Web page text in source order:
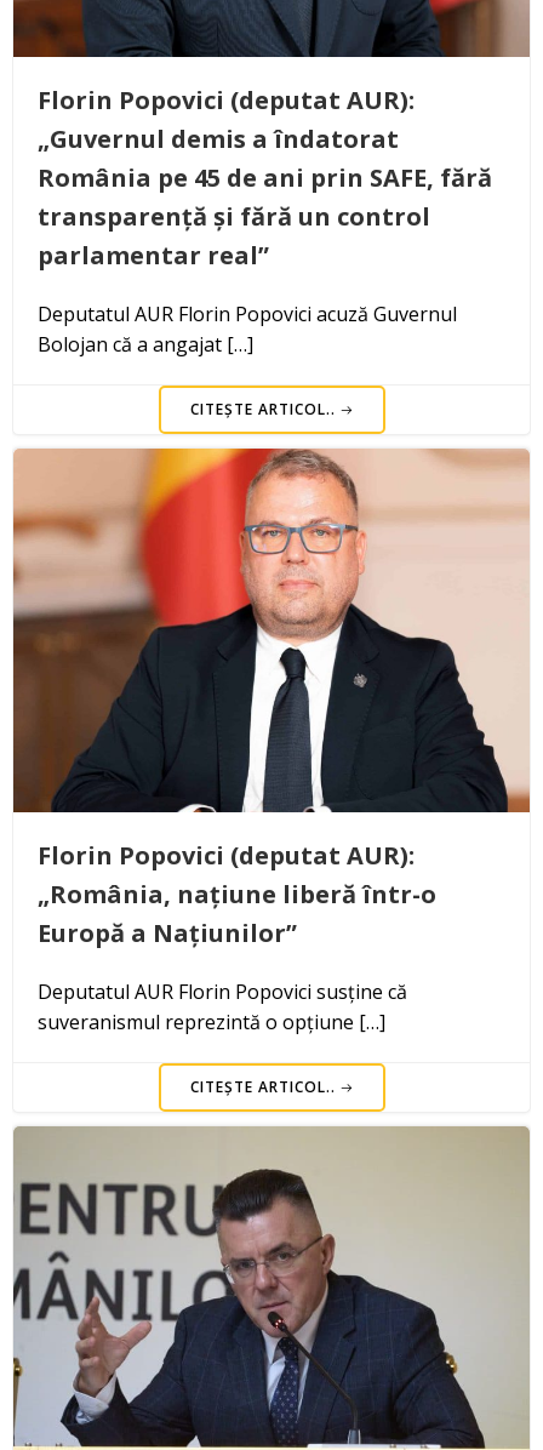
Florin Popovici (deputat AUR):
„Guvernul demis a îndatorat
România pe 45 de ani prin SAFE, fără
transparență și fără un control
parlamentar real”
Deputatul AUR Florin Popovici acuză Guvernul
Bolojan că a angajat […]
CITEȘTE ARTICOL..
Florin Popovici (deputat AUR):
„România, națiune liberă într-o
Europă a Națiunilor”
Deputatul AUR Florin Popovici susține că
suveranismul reprezintă o opțiune […]
CITEȘTE ARTICOL..